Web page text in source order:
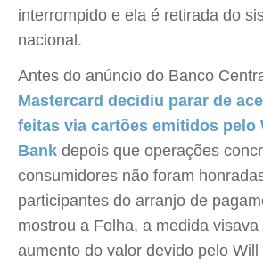
interrompido e ela é retirada do
nacional.
Antes do anúncio do Banco
Mastercard decidiu parar de
feitas via cartões emitidos pelo
Bank depois que operações
consumidores não foram
participantes do arranjo de
mostrou a Folha, a medida
aumento do valor devido pelo Will